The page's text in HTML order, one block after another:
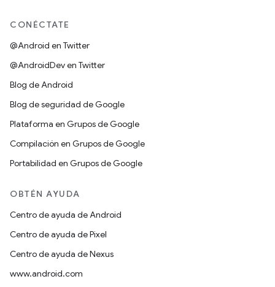
CONÉCTATE
@Android en Twitter
@AndroidDev en Twitter
Blog de Android
Blog de seguridad de Google
Plataforma en Grupos de Google
Compilación en Grupos de Google
Portabilidad en Grupos de Google
OBTÉN AYUDA
Centro de ayuda de Android
Centro de ayuda de Pixel
Centro de ayuda de Nexus
www.android.com